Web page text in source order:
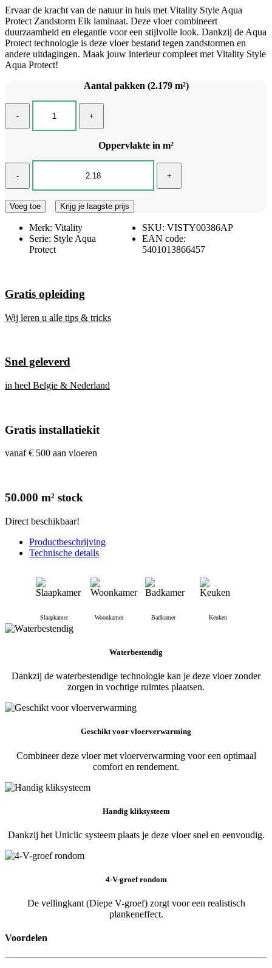
Ervaar de kracht van de natuur in huis met Vitality Style Aqua
Protect Zandstorm Eik laminaat. Deze vloer combineert
duurzaamheid en elegantie voor een stijlvolle look. Dankzij de Aqua
Protect technologie is deze vloer bestand tegen zandstormen en
andere uitdagingen. Maak jouw interieur compleet met Vitality Style
Aqua Protect!
Aantal pakken (2.179 m²)
- +
Oppervlakte in m²
- +
Voeg toe Krijg je laagste prijs
Merk: Vitality
Serie: Style Aqua
Protect
SKU: VISTY00386AP
EAN code:
5401013866457
Gratis opleiding
Wij leren u alle tips & tricks
Snel geleverd
in heel Belgie & Nederland
Gratis installatiekit
vanaf € 500 aan vloeren
50.000 m² stock
Direct beschikbaar!
Productbeschrijving
Technische details
Slaapkamer Woonkamer Badkamer Keuken
Waterbestendig
Dankzij de waterbestendige technologie kan je deze vloer zonder
zorgen in vochtige ruimtes plaatsen.
Geschikt voor vloerverwarming
Combineer deze vloer met vloerverwarming voor een optimaal
comfort en rendement.
Handig kliksysteem
Dankzij het Uniclic systeem plaats je deze vloer snel en eenvoudig.
4-V-groef rondom
De vellingkant (Diepe V-groef) zorgt voor een realistisch
plankeneffect.
Voordelen